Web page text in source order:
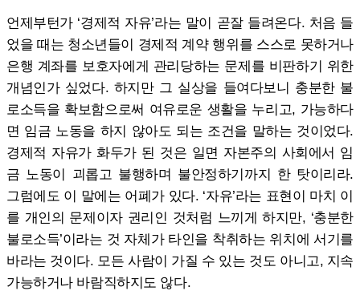
언제부턴가 ‘경제적 자유’라는 말이 곧잘 들려온다. 처음 들
었을 때는 청소년들이 경제적 계약 행위를 스스로 못하거나
은행 계좌를 보호자에게 관리당하는 문제를 비판하기 위한
개념인가 싶었다. 하지만 그 실상을 들여다보니 충분한 불
로소득을 확보함으로써 여유로운 생활을 누리고, 가능하다
면 임금 노동을 하지 않아도 되는 조건을 말하는 것이었다.
경제적 자유가 화두가 된 것은 일면 자본주의 사회에서 임
금 노동이 괴롭고 불행하며 불안정하기까지 한 탓이리라.
그럼에도 이 말에는 어폐가 있다. ‘자유’라는 표현이 마치 이
를 개인의 문제이자 권리인 것처럼 느끼게 하지만, ‘충분한
불로소득’이라는 것 자체가 타인을 착취하는 위치에 서기를
바라는 것이다. 모든 사람이 가질 수 있는 것도 아니고, 지속
가능하거나 바람직하지도 않다.